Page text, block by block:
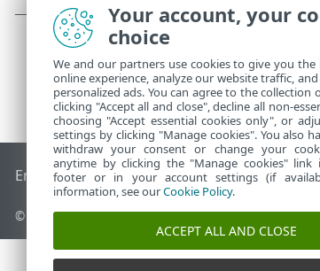
End of Life Base de connaissances ESETForum
© 1992 - 2026 ESET, spol. s r.o. - Tous droits
Your account, your
choice
We and our partners use cookies to give you
online experience, analyze our website traffic,
personalized ads. You can agree to the collection
clicking "Accept all and close", decline all non-
choosing "Accept essential cookies only", or
settings by clicking "Manage cookies". You also
withdraw your consent or change your
anytime by clicking the "Manage cookies" link
footer or in your account settings (if
information, see ourCookie Policy.
ACCEPT ALL AND CLOSE